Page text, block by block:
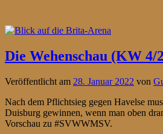
Die Wehenschau (KW 4/
Veröffentlicht am 28. Januar 2022 von
Nach dem Pflichtsieg gegen Havelse
Duisburg gewinnen, wenn man oben
Vorschau zu #SVWWMSV.